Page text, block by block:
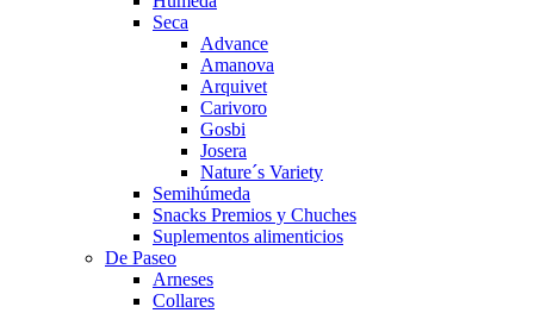
Seca
Advance
Amanova
Arquivet
Carivoro
Gosbi
Josera
Nature´s Variety
Semihúmeda
Snacks Premios y Chuches
Suplementos alimenticios
De Paseo
Arneses
Collares